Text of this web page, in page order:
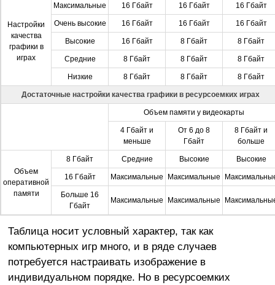
Настройки
качества
графики в
играх
Максимальные 16 Гбайт 16 Гбайт 16 Гбайт
Очень высокие 16 Гбайт 16 Гбайт 16 Гбайт
Высокие 16 Гбайт 8 Гбайт 8 Гбайт
Средние 8 Гбайт 8 Гбайт 8 Гбайт
Низкие 8 Гбайт 8 Гбайт 8 Гбайт
Достаточные настройки качества графики в ресурсоемких играх
Объем памяти у видеокарты
4 Гбайт и
меньше
От 6 до 8
Гбайт
8 Гбайт и
больше
Объем
оперативной
памяти
8 Гбайт Средние Высокие Высокие
16 Гбайт Максимальные Максимальные
Больше 16
Гбайт
Максимальные Максимальные
Таблица носит условный характер, так как
компьютерных игр много, и в ряде случаев
потребуется настраивать изображение в
индивидуальном порядке. Но в ресурсоемких